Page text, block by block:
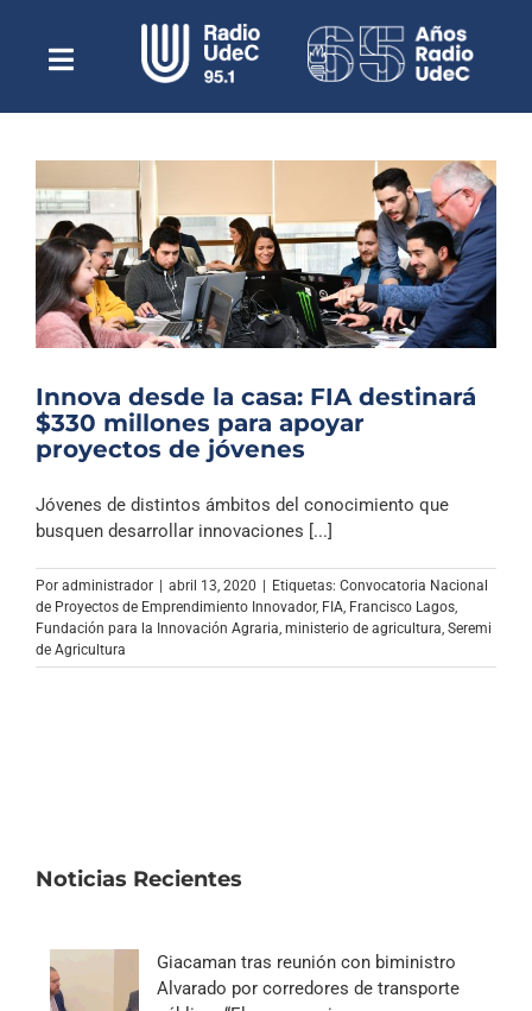
contenidoToggle
NavigationEscuchar Radio UdeC en vivo
Quiénes Somos
Programación
Podcast
Noticias
Reportajes
Columnas
Música Clásica
Especiales
Innova desde la casa: FIA destinará
$330 millones para apoyar
proyectos de jóvenes
Jóvenes de distintos ámbitos del conocimiento que
busquen desarrollar innovaciones [...]
Por administrador abril 13, 2020 Etiquetas: Convocatoria Nacional
de Proyectos de Emprendimiento Innovador, FIA, Francisco Lagos,
Fundación para la Innovación Agraria, ministerio de agricultura, Seremi
de Agricultura
Noticias Recientes
Giacaman tras reunión con biministro
Alvarado por corredores de transporte